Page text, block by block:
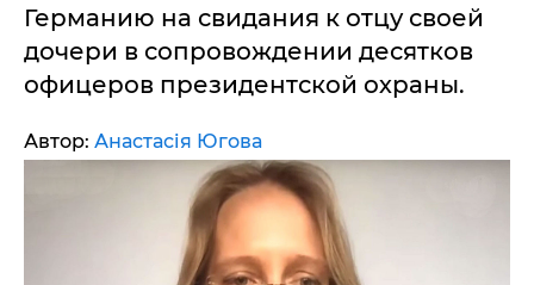
Германию на свидания к отцу своей
дочери в сопровождении десятков
офицеров президентской охраны.
Автор: Анастасія Югова